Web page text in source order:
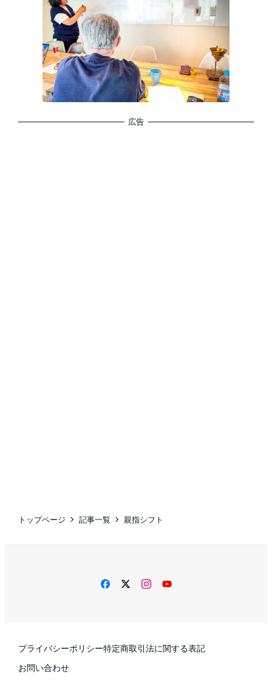
広告
トップページ 記事一覧 親指シフト
facebooktwitterinstagram
YouTube
プライバシーポリシー特定商取引法に関する表記
お問い合わせ